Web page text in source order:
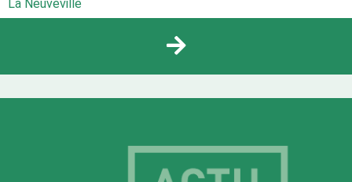
La Neuveville